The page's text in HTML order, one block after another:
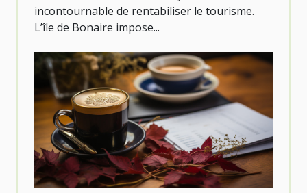
incontournable de rentabiliser le tourisme.
L’île de Bonaire impose...